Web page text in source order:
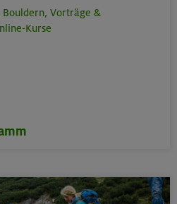
Bouldern, Vorträge &
Kurse